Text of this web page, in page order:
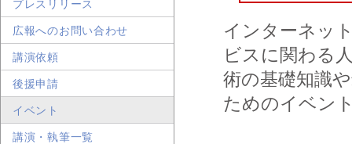
インターネッ
ビスに関わる
術の基礎知識
ためのイベン
プレスリリース
広報へのお問い合わせ
講演依頼
後援申請
イベント
講演・執筆一覧